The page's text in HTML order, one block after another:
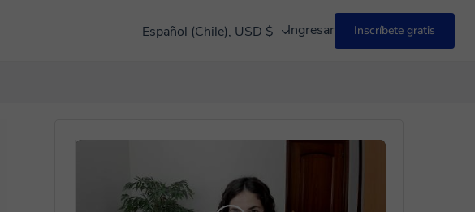
Español (Chile), USD $ Ingresar Inscríbete gratis